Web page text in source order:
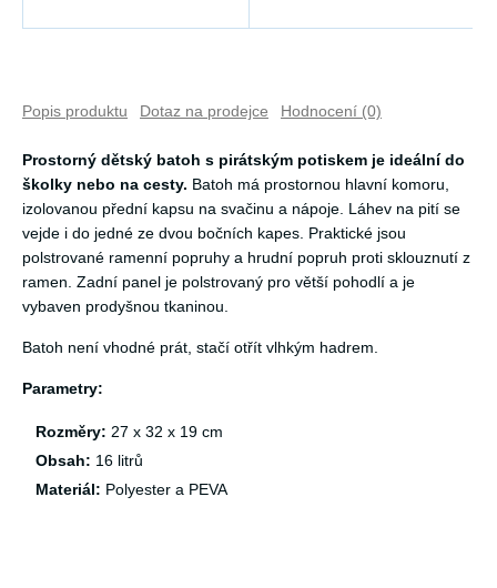
Popis produktu Dotaz na prodejce Hodnocení (0)
Prostorný dětský batoh s pirátským potiskem je ideální do
školky nebo na cesty. Batoh má prostornou hlavní komoru,
izolovanou přední kapsu na svačinu a nápoje. Láhev na pití se
vejde i do jedné ze dvou bočních kapes. Praktické jsou
polstrované ramenní popruhy a hrudní popruh proti sklouznutí z
ramen. Zadní panel je polstrovaný pro větší pohodlí a je
vybaven prodyšnou tkaninou.
Batoh není vhodné prát, stačí otřít vlhkým hadrem.
Parametry:
Rozměry: 27 x 32 x 19 cm
Obsah: 16 litrů
Materiál: Polyester a PEVA